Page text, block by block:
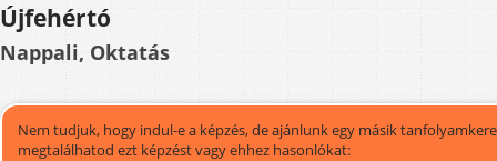
Újfehértó
Nappali, Oktatás
Nem tudjuk, hogy indul-e a képzés, de ajánlunk egy másik
megtalálhatod ezt képzést vagy ehhez hasonlókat: